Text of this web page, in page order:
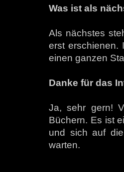
Was ist als
Als nächstes
erst
einen ganzen
Danke für das
Ja, sehr gern!
Büchern. Es ist
und sich auf
warten.